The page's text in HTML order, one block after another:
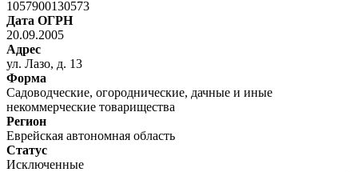
1057900130573
Дата ОГРН
20.09.2005
Адрес
ул. Лазо, д. 13
Форма
Садоводческие, огороднические, дачные и иные
некоммерческие товарищества
Регион
Еврейская автономная область
Статус
Исключенные